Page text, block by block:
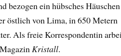
bezogen ein hübsches
östlich von Lima, in 650 Metern
Als freie Korrespondentin
Kristall.